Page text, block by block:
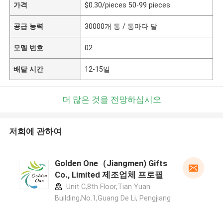
가격 $0.30/pieces 50-99 pieces
공급 능력 30000개 통 / 통마다 달
모델 번호 02
배달 시간 12-15일
더 많은 것을 전망하십시오
저희에 관하여
Golden One（Jiangmen) Gifts
Co., Limited 제조업체 프로필
Unit C,8th Floor,Tian Yuan
Building,No.1,Guang De Li, Pengjiang